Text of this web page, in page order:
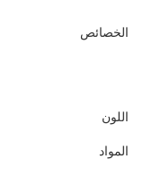
الخصائص
اللون
المواد